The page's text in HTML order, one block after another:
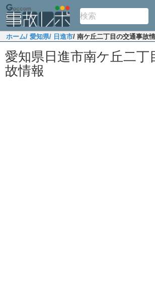
ホーム/ 愛知県/ 日進市/ 南ケ丘二丁目の交通事故
愛知県日進市南ケ丘二丁
故情報